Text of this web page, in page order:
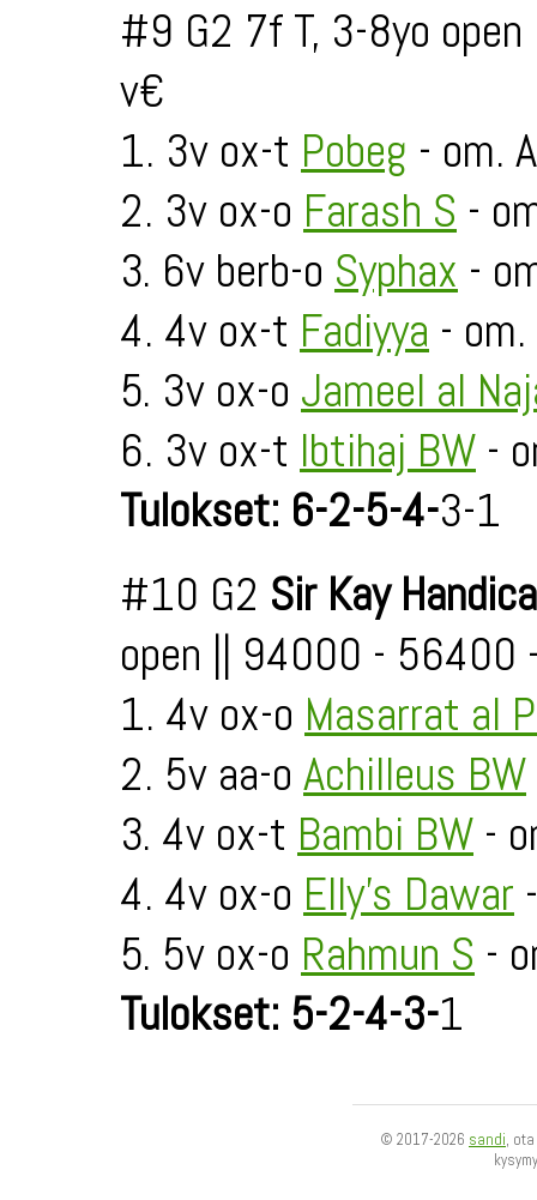
#9 G2 7f T, 3-8yo
v€
1. 3v ox-t Pobeg - om.
2. 3v ox-o Farash S -
3. 6v berb-o Syphax -
4. 4v ox-t Fadiyya -
5. 3v ox-o Jameel al
6. 3v ox-t Ibtihaj BW -
Tulokset: 6-2-5-4-3-1
#10 G2 Sir Kay
open || 94000 -
1. 4v ox-o Masarrat al
2. 5v aa-o Achilleus BW
3. 4v ox-t Bambi BW -
4. 4v ox-o Elly's Dawar
5. 5v ox-o Rahmun S -
Tulokset: 5-2-4-3-1
© 2017-2026 sandi,